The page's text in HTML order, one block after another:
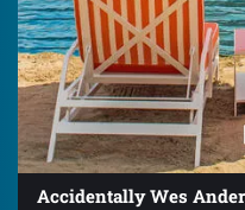
Accidentally Wes